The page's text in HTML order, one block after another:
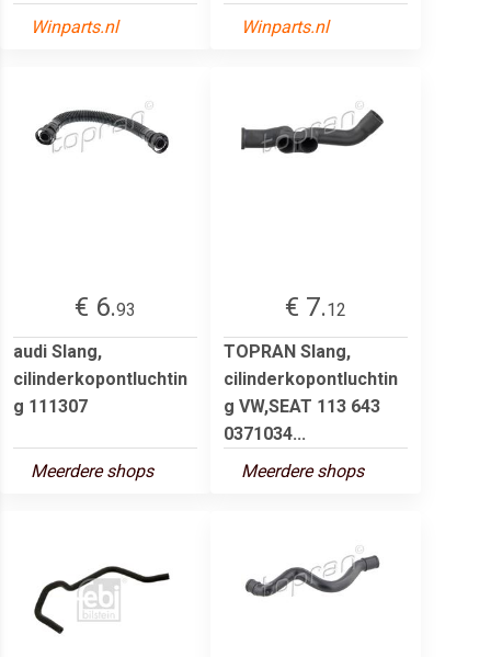
Winparts.nl Winparts.nl
€ 6.93
audi Slang,
cilinderkopontluchtin
g 111307
Meerdere shops
€ 7.12
TOPRAN Slang,
cilinderkopontluchtin
g VW,SEAT 113 643
0371034...
Meerdere shops